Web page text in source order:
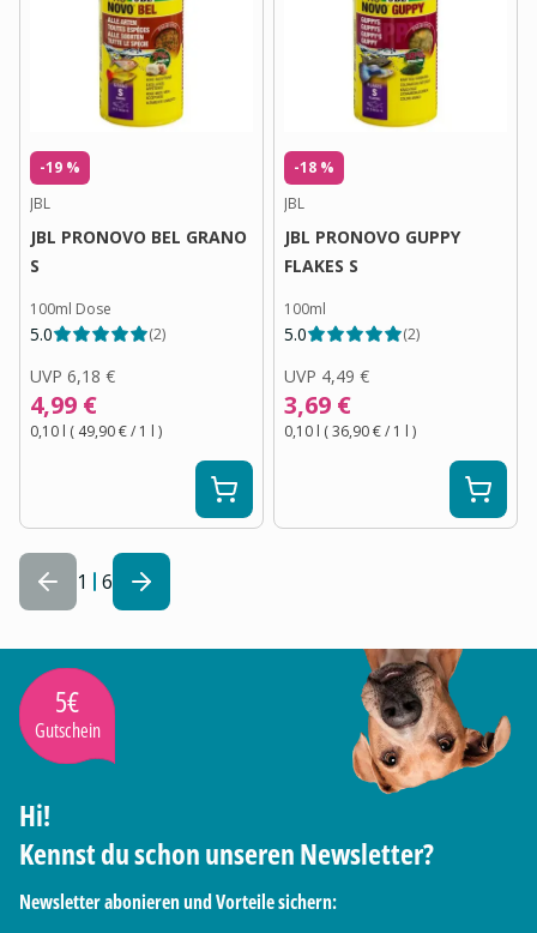
-19 %
JBL
JBL PRONOVO BEL GRANO
S
100ml Dose
5.0 (2)
UVP 6,18 €
4,99 €
0,10 l ( 49,90 €/ 1 l )
-18 %
JBL
JBL PRONOVO GUPPY
FLAKES S
100ml
5.0 (2)
UVP 4,49 €
3,69 €
0,10 l (36,90 €/ 1 l )
1 6
5€
Gutschein
Hi!
Kennst du schon unseren Newsletter?
Newsletter abonieren und Vorteile sichern: